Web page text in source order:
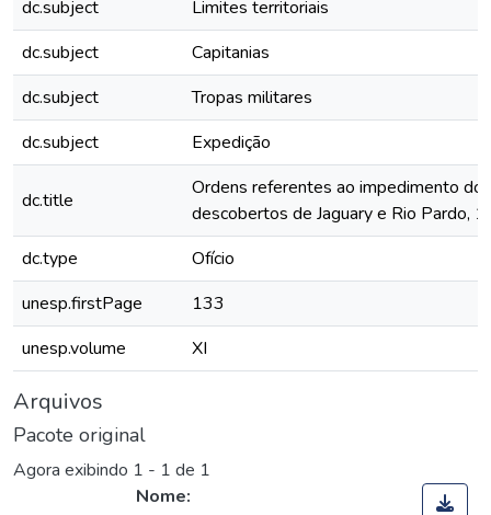
dc.subject
Limites territoriais
dc.subject
Capitanias
dc.subject
Tropas militares
dc.subject
Expedição
dc.title
Ordens referentes ao impedimento dos
descobertos de Jaguary e Rio Pardo,
dc.type
Ofício
unesp.firstPage
133
unesp.volume
XI
Arquivos
Pacote original
Agora exibindo 1 - 1 de 1
Nome: